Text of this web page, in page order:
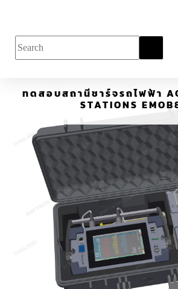
ทดสอบสถานีชาร์จรถไฟฟ้า
STATIONS